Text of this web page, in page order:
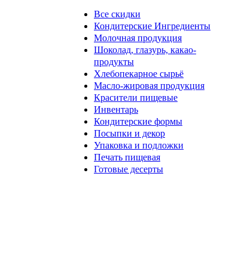
Все скидки
Кондитерские Ингредиенты
Молочная продукция
Шоколад, глазурь, какао-
продукты
Хлебопекарное сырьё
Масло-жировая продукция
Красители пищевые
Инвентарь
Кондитерские формы
Посыпки и декор
Упаковка и подложки
Печать пищевая
Готовые десерты